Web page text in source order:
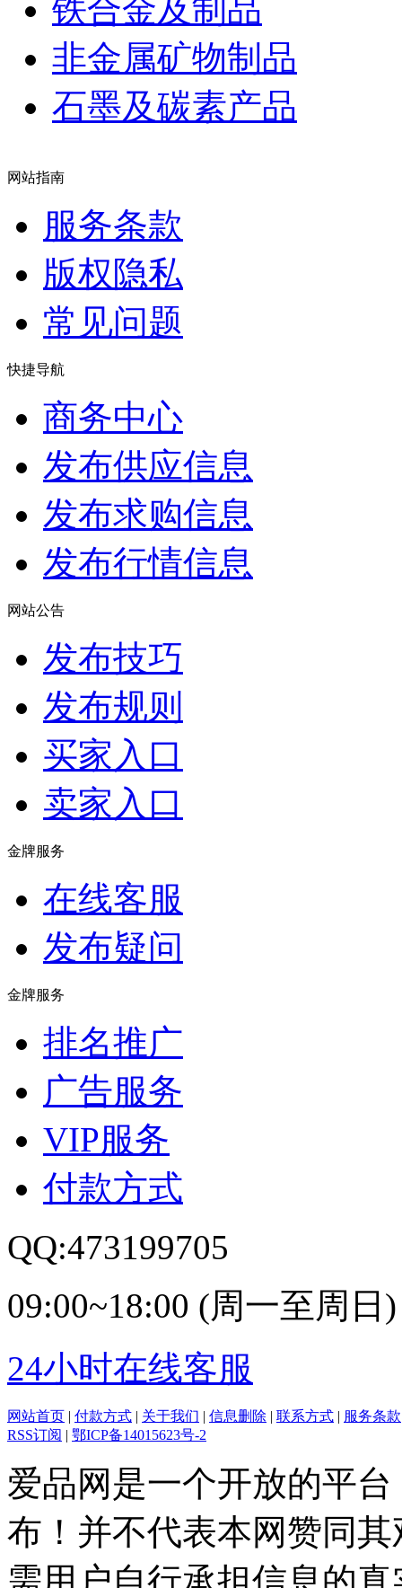
铁合金及制品
非金属矿物制品
石墨及碳素产品
网站指南
服务条款
版权隐私
常见问题
快捷导航
商务中心
发布供应信息
发布求购信息
发布行情信息
网站公告
发布技巧
发布规则
买家入口
卖家入口
金牌服务
在线客服
发布疑问
金牌服务
排名推广
广告服务
VIP服务
付款方式
QQ:473199705
09:00~18:00 (周一至周日)
24小时在线客服
网站首页 | 付款方式 | 关于我们 | 信息删除 | 联系方式 | 服务条款
RSS订阅 | 鄂ICP备14015623号-2
爱品网是一个开放的平
布！并不代表本网赞同